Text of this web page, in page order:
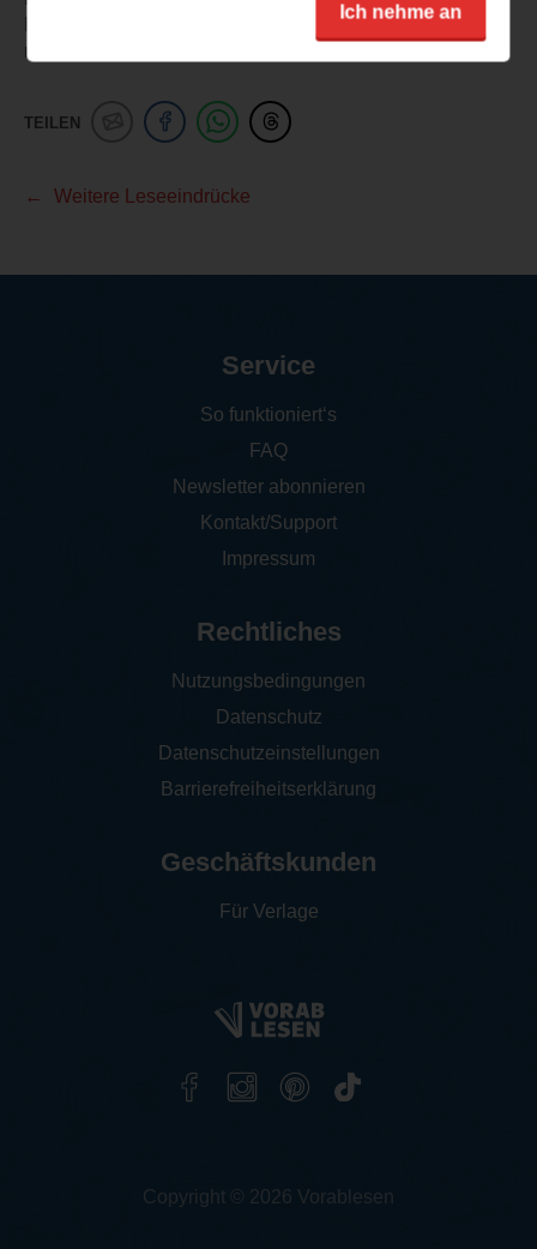
Realität und persönliche Dramatik überzeugend
miteinander verwebt.
TEILEN
Weitere Leseeindrücke
Ich nehme an
Service
So funktioniert‘s
FAQ
Newsletter abonnieren
Kontakt/Support
Impressum
Rechtliches
Nutzungsbedingungen
Datenschutz
Datenschutzeinstellungen
Barrierefreiheitserklärung
Geschäftskunden
Für Verlage
Copyright © 2026 Vorablesen